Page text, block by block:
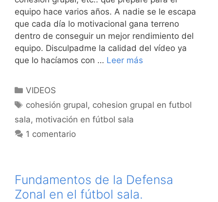
equipo hace varios años. A nadie se le escapa
que cada día lo motivacional gana terreno
dentro de conseguir un mejor rendimiento del
equipo. Disculpadme la calidad del vídeo ya
que lo hacíamos con … Leer más
Categorías
VIDEOS
Etiquetas
cohesión grupal, cohesion grupal en futbol
sala, motivación en fútbol sala
1 comentario
Fundamentos de la Defensa
Zonal en el fútbol sala.